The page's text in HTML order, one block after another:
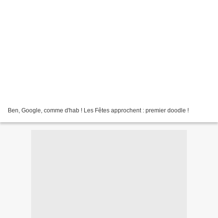
Ben, Google, comme d'hab ! Les Fêtes approchent : premier doodle !